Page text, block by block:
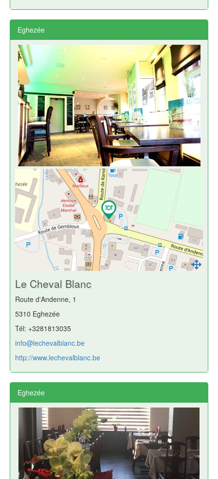
Eghezée
Le Cheval Blanc
Route d'Andenne, 1
5310 Eghezée
Tél: +3281813035
info@lechevalblanc.be
http://www.lechevalblanc.be
Eghezée